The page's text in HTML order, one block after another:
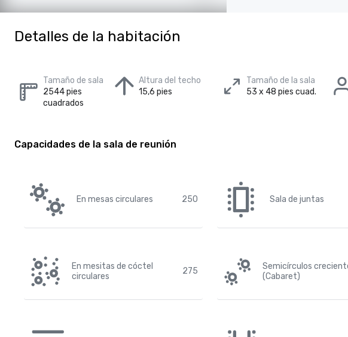
Detalles de la habitación
Tamaño de sala
2544 pies
cuadrados
Altura del techo
15,6 pies
Tamaño de la sala
53 x 48 pies cuad.
Capacidades de la sala de reunión
En mesas circulares 250 Sala de juntas
En mesitas de cóctel
circulares
275
Semicírculos
(Cabaret)